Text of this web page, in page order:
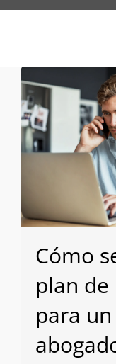
Cómo
plan
para